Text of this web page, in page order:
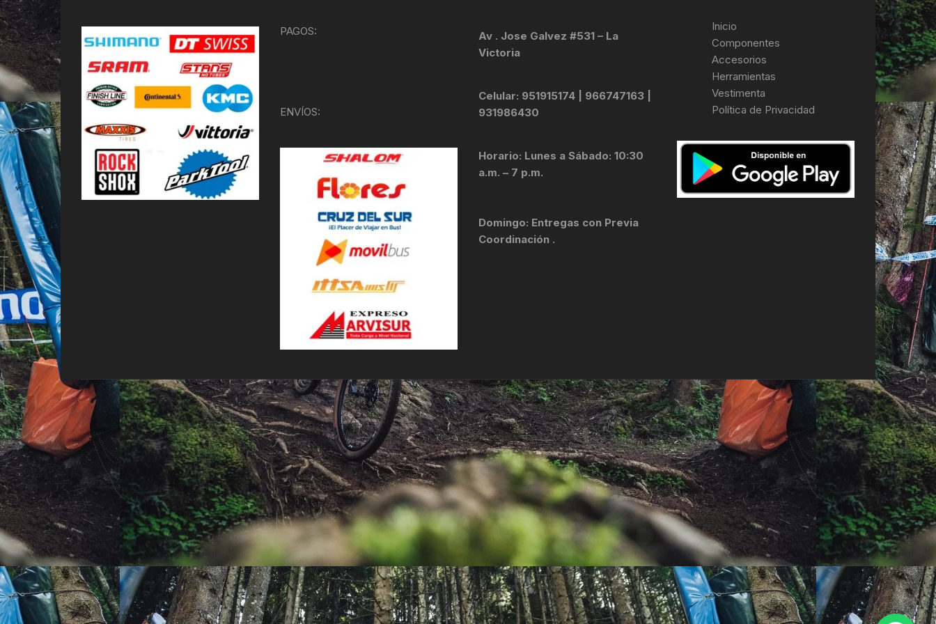
LUBRICANTE DE CADENA
MANILLAR / TIMÓN
MASAS
OTROS
PASTILLAS
PEDALES
PLATOS
POTENCIA/CODO
RADIOS
ROLDANAS
SHIFTER
SILLINES
TIJA/TUBO DE ASIENTO
VELOCIMETROS
PAGOS:
ENVÍOS:
Av . Jose Galvez #531 – La
Victoria
Celular: 951915174 | 966747163 |
931986430
Horario: Lunes a Sábado: 10:30
a.m. – 7 p.m.
Domingo: Entregas con Previa
Coordinación .
Inicio
Componentes
Accesorios
Herramientas
Vestimenta
Política de Privacidad